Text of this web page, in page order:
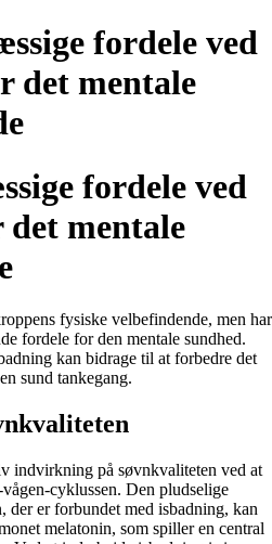
fordele ved
det mentale
fordele ved
mentale
fysiske velbefindende, men har
fordele for den mentale sundhed.
kan bidrage til at forbedre det
sund tankegang.
indvirkning på søvnkvaliteten ved at
cyklussen. Den pludselige
der er forbundet med isbadning, kan
melatonin, som spiller en central